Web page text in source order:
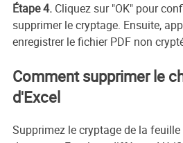
Étape 4. Cliquez sur "OK" pour
supprimer le cryptage. Ensuite,
enregistrer le fichier PDF non
Comment supprimer le
d'Excel
Supprimez le cryptage de la